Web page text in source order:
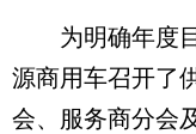
为明确年度目
源商用车召开了
会、服务商分会